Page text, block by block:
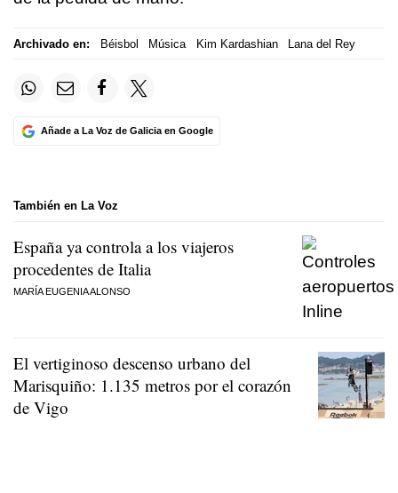
Archivado en: Béisbol Música Kim Kardashian Lana del Rey
Añade a La Voz de Galicia en Google
También en La Voz
España ya controla a los viajeros
procedentes de Italia
MARÍA EUGENIA ALONSO
El vertiginoso descenso urbano del
Marisquiño: 1.135 metros por el corazón
de Vigo